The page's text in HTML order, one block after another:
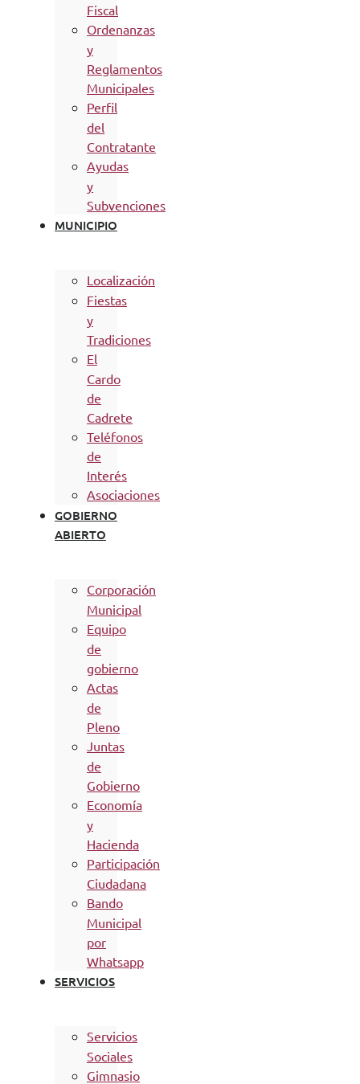
Fiscal
Ordenanzas
y
Reglamentos
Municipales
Perfil
del
Contratante
Ayudas
y
Subvenciones
MUNICIPIO
Localización
Fiestas
y
Tradiciones
El
Cardo
de
Cadrete
Teléfonos
de
Interés
Asociaciones
GOBIERNO
ABIERTO
Corporación
Municipal
Equipo
de
gobierno
Actas
de
Pleno
Juntas
de
Gobierno
Economía
y
Hacienda
Participación
Ciudadana
Bando
Municipal
por
Whatsapp
SERVICIOS
Servicios
Sociales
Gimnasio